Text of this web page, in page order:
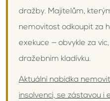
dražby. Majitelům,
nemovitost odkoupit za
exekuce — obvykle za
dražebním kladívku.
Aktuální nabídka
insolvenci, se zástavou i